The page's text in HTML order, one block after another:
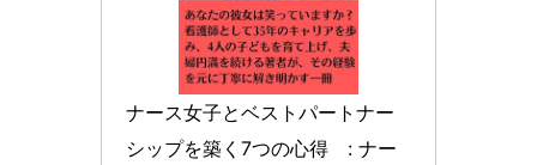
ナース女子とベストパートナー
シップを築く7つの心得　: ナー